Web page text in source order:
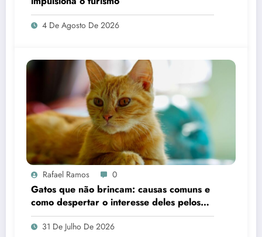
4 De Agosto De 2026
Rafael Ramos 0
Gatos que não brincam: causas comuns e
como despertar o interesse deles pelos
brinquedos
31 De Julho De 2026